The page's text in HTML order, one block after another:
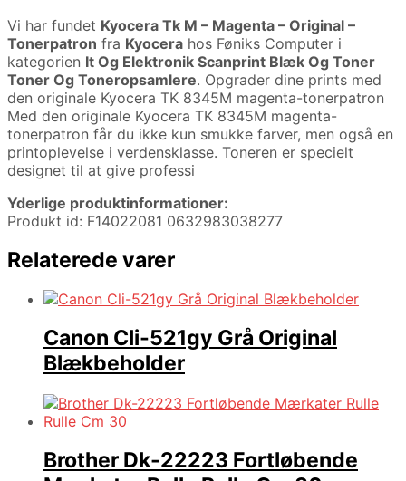
Vi har fundet Kyocera Tk M – Magenta – Original –
Tonerpatron fra Kyocera hos Føniks Computer i
kategorien It Og Elektronik Scanprint Blæk Og Toner
Toner Og Toneropsamlere. Opgrader dine prints med
den originale Kyocera TK 8345M magenta-tonerpatron
Med den originale Kyocera TK 8345M magenta-
tonerpatron får du ikke kun smukke farver, men også en
printoplevelse i verdensklasse. Toneren er specielt
designet til at give professi
Yderlige produktinformationer:
Produkt id: F14022081 0632983038277
Relaterede varer
Canon Cli-521gy Grå Original
Blækbeholder
Brother Dk-22223 Fortløbende